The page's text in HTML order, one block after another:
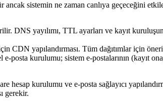
sistemin ne zaman canlıya geçeceğini
DNS yayılımı, TTL ayarları ve kayıt
CDN yapılandırması. Tüm dağıtımlar için
kurulumu; sistem e-postalarının (kayıt
kurulumu ve e-posta sağlayıcı
gerekir.